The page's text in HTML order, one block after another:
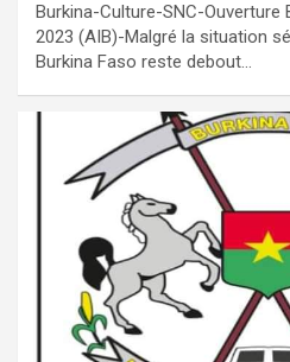
Burkina-Culture-SNC-Ouverture
2023 (AIB)-Malgré la situation
Burkina Faso reste debout…